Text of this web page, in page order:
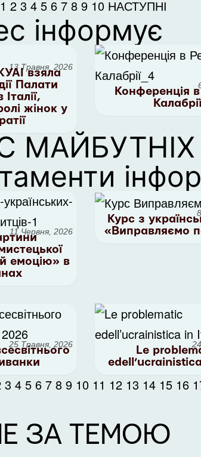
1 2 3 4 5 6 7 8 9 10 НАСТУПНІ
інформує
13 Травня, 2026
взяла
Палати
жінок у
Конференція
МАЙБУТНІХ
11 Червня, 2026
емоцію» в
Курс з
«Виправляємо
25 Травня, 2026
Le
3 4 5 6 7 8 9 10 11 12 13 14 15 16
ЗА ТЕМОЮ